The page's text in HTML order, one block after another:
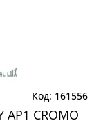
161556
CROMO